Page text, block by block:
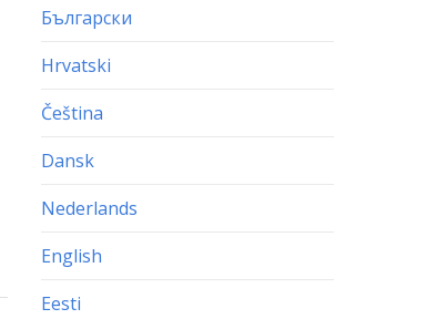
Български
Hrvatski
Čeština
Dansk
Nederlands
English
Eesti